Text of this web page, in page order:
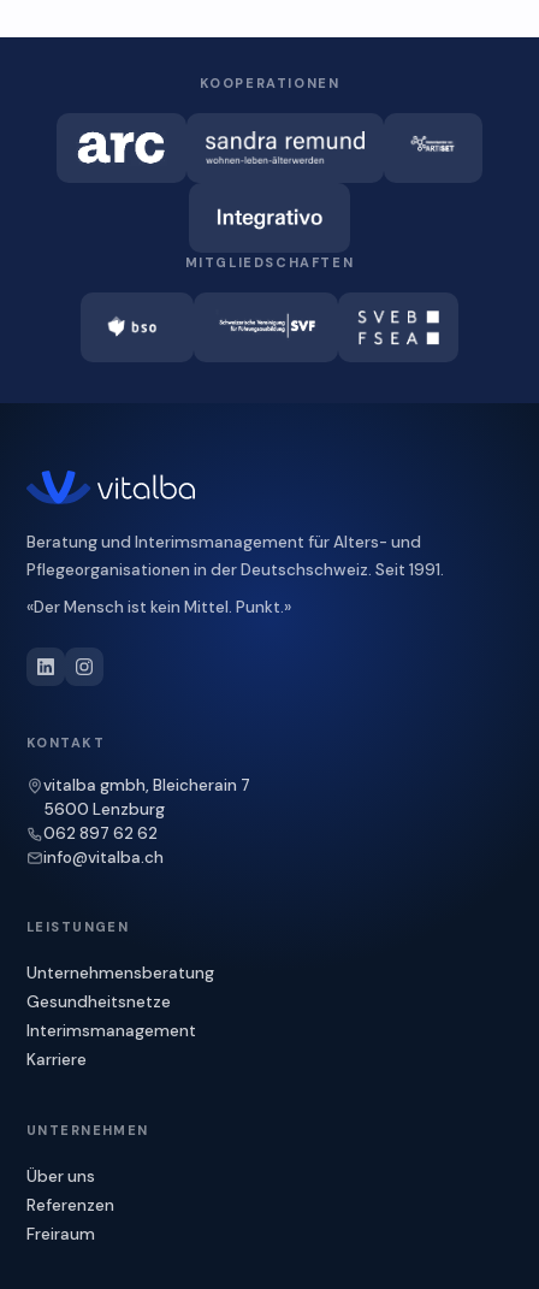
KOOPERATIONEN
MITGLIEDSCHAFTEN
Beratung und Interimsmanagement für Alters- und
Pflegeorganisationen in der Deutschschweiz. Seit 1991.
«Der Mensch ist kein Mittel. Punkt.»
KONTAKT
vitalba gmbh, Bleicherain 7
5600 Lenzburg
062 897 62 62
info@vitalba.ch
LEISTUNGEN
Unternehmensberatung
Gesundheitsnetze
Interimsmanagement
Karriere
UNTERNEHMEN
Über uns
Referenzen
Freiraum